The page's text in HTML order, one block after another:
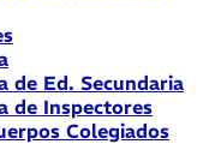
de Ed. Secundaria
de Inspectores
Colegiados